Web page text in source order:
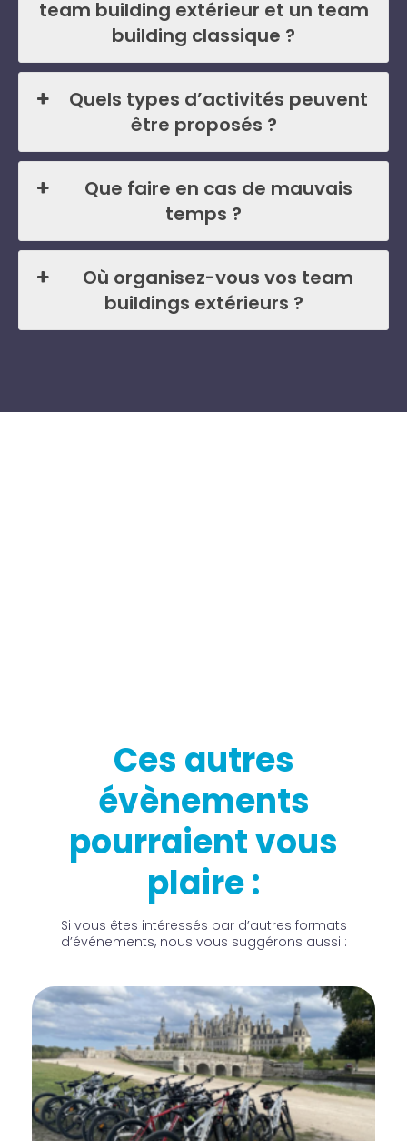
team building extérieur et un team
building classique ?
Quels types d’activités peuvent
être proposés ?
Que faire en cas de mauvais
temps ?
Où organisez-vous vos team
buildings extérieurs ?
Ces autres
évènements
pourraient vous
plaire :
Si vous êtes intéressés par d’autres formats
d’événements, nous vous suggérons aussi :